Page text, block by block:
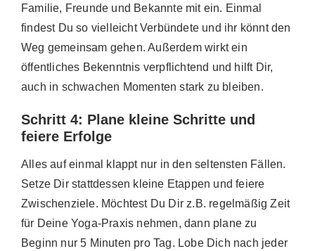
Familie, Freunde und Bekannte mit ein. Einmal
findest Du so vielleicht Verbündete und ihr könnt den
Weg gemeinsam gehen. Außerdem wirkt ein
öffentliches Bekenntnis verpflichtend und hilft Dir,
auch in schwachen Momenten stark zu bleiben.
Schritt 4: Plane kleine Schritte und
feiere Erfolge
Alles auf einmal klappt nur in den seltensten Fällen.
Setze Dir stattdessen kleine Etappen und feiere
Zwischenziele. Möchtest Du Dir z.B. regelmäßig Zeit
für Deine Yoga-Praxis nehmen, dann plane zu
Beginn nur 5 Minuten pro Tag. Lobe Dich nach jeder